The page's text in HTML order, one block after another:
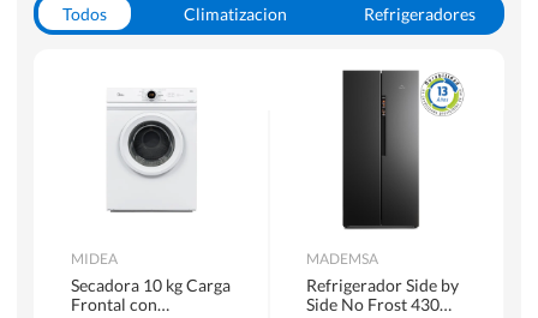
Todos Climatizacion
Refrigeradores
Otros
MIDEA
Secadora 10 kg Carga
Frontal con
MADEMSA
Refrigerador Side by
Side No Frost 430